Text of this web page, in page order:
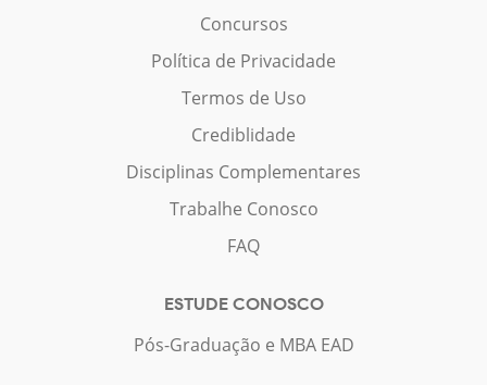
Concursos
Política de Privacidade
Termos de Uso
Crediblidade
Disciplinas Complementares
Trabalhe Conosco
FAQ
ESTUDE CONOSCO
Pós-Graduação e MBA EAD